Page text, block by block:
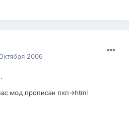
2006
мод прописан пхп->html